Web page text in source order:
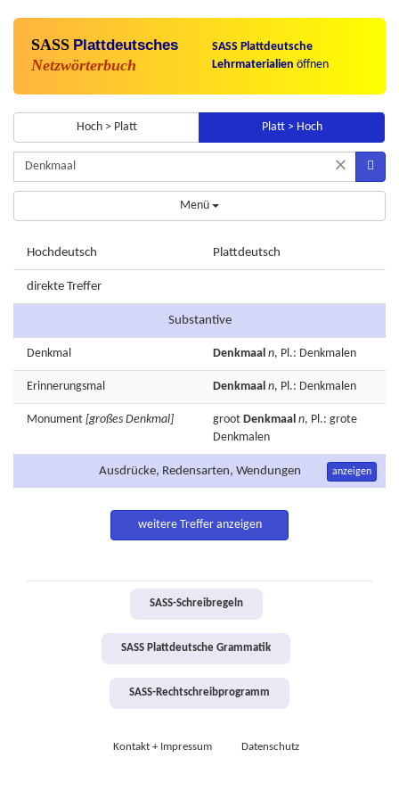
SASS Plattdeutsches
Netzwörterbuch
SASS Plattdeutsche
Lehrmaterialien öffnen
Hoch > Platt Platt > Hoch
×
Menü
Hochdeutsch Plattdeutsch
direkte Treffer
Substantive
Denkmal Denkmaal n, Pl.: Denkmalen
Erinnerungsmal Denkmaal n, Pl.: Denkmalen
Monument [großes Denkmal] groot Denkmaal n, Pl.: grote
Denkmalen
Ausdrücke, Redensarten, Wendungen anzeigen
weitere Treffer anzeigen
SASS-Schreibregeln
SASS Plattdeutsche Grammatik
SASS-Rechtschreibprogramm
Kontakt + Impressum Datenschutz